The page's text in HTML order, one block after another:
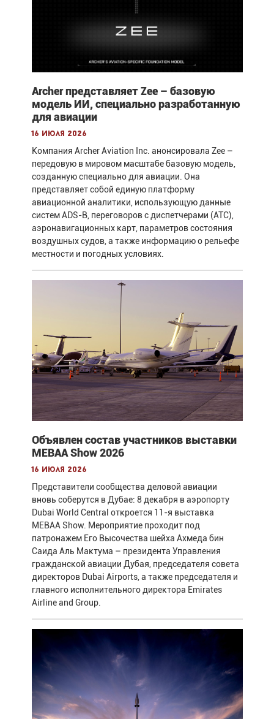
Archer представляет Zee – базовую
модель ИИ, специально разработанную
для авиации
16 июля 2026
Компания Archer Aviation Inc. анонсировала Zee –
передовую в мировом масштабе базовую модель,
созданную специально для авиации. Она
представляет собой единую платформу
авиационной аналитики, использующую данные
систем ADS-B, переговоров с диспетчерами (ATC),
аэронавигационных карт, параметров состояния
воздушных судов, а также информацию о рельефе
местности и погодных условиях.
Объявлен состав участников выставки
MEBAA Show 2026
16 июля 2026
Представители сообщества деловой авиации
вновь соберутся в Дубае: 8 декабря в аэропорту
Dubai World Central откроется 11-я выставка
MEBAA Show. Мероприятие проходит под
патронажем Его Высочества шейха Ахмеда бин
Саида Аль Мактума – президента Управления
гражданской авиации Дубая, председателя совета
директоров Dubai Airports, а также председателя и
главного исполнительного директора Emirates
Airline and Group.